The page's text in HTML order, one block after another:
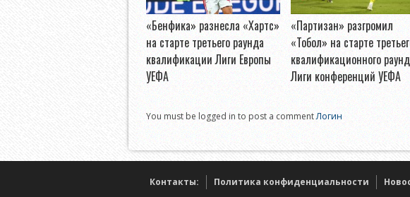
«Бенфика» разнесла «Хартс»
на старте третьего раунда
квалификации Лиги Европы
УЕФА
«Партизан» разгромил
«Тобол» на старте
квалификационного
Лиги конференций УЕФА
You must be logged in to post a commentЛогин
Контакты: Политика конфиденциальности